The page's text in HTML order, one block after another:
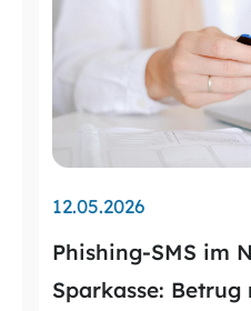
12.05.2026
Phishing-SMS im
Sparkasse: